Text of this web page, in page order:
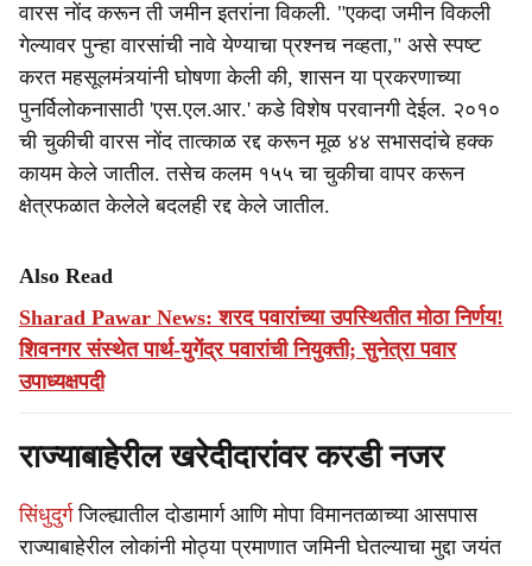
वारस नोंद करून ती जमीन इतरांना विकली. "एकदा जमीन विकली
गेल्यावर पुन्हा वारसांची नावे येण्याचा प्रश्नच नव्हता," असे स्पष्ट
करत महसूलमंत्र्यांनी घोषणा केली की, शासन या प्रकरणाच्या
पुनर्विलोकनासाठी 'एस.एल.आर.' कडे विशेष परवानगी देईल. २०१०
ची चुकीची वारस नोंद तात्काळ रद्द करून मूळ ४४ सभासदांचे हक्क
कायम केले जातील. तसेच कलम १५५ चा चुकीचा वापर करून
क्षेत्रफळात केलेले बदलही रद्द केले जातील.
Also Read
Sharad Pawar News: शरद पवारांच्या उपस्थितीत मोठा निर्णय!
शिवनगर संस्थेत पार्थ-युगेंद्र पवारांची नियुक्ती; सुनेत्रा पवार
उपाध्यक्षपदी
राज्याबाहेरील खरेदीदारांवर करडी नजर
सिंधुदुर्गजिल्ह्यातील दोडामार्ग आणि मोपा विमानतळाच्या आसपास
राज्याबाहेरील लोकांनी मोठ्या प्रमाणात जमिनी घेतल्याचा मुद्दा जयंत